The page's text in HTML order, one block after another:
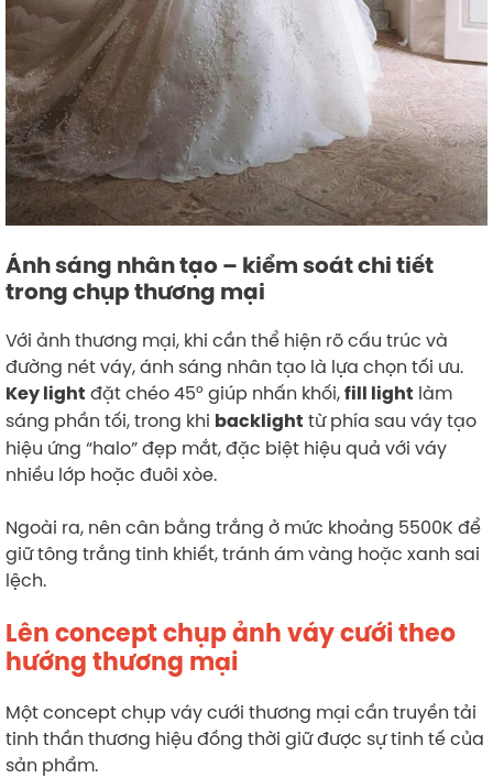
Ánh sáng nhân tạo – kiểm soát chi tiết
trong chụp thương mại
Với ảnh thương mại, khi cần thể hiện rõ cấu trúc và
đường nét váy, ánh sáng nhân tạo là lựa chọn tối ưu.
Key light đặt chéo 45° giúp nhấn khối,fill light làm
sáng phần tối, trong khi backlight từ phía sau váy tạo
hiệu ứng “halo” đẹp mắt, đặc biệt hiệu quả với váy
nhiều lớp hoặc đuôi xòe.
Ngoài ra, nên cân bằng trắng ở mức khoảng 5500K để
giữ tông trắng tinh khiết, tránh ám vàng hoặc xanh sai
lệch.
Lên concept chụp ảnh váy cưới theo
hướng thương mại
Một concept chụp váy cưới thương mại cần truyền tải
tinh thần thương hiệu đồng thời giữ được sự tinh tế của
sản phẩm.